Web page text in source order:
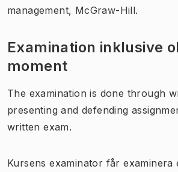
management, McGraw-Hill.
Examination inklusive
moment
The examination is done through
presenting and defending
written exam.
Kursens examinator får examinera